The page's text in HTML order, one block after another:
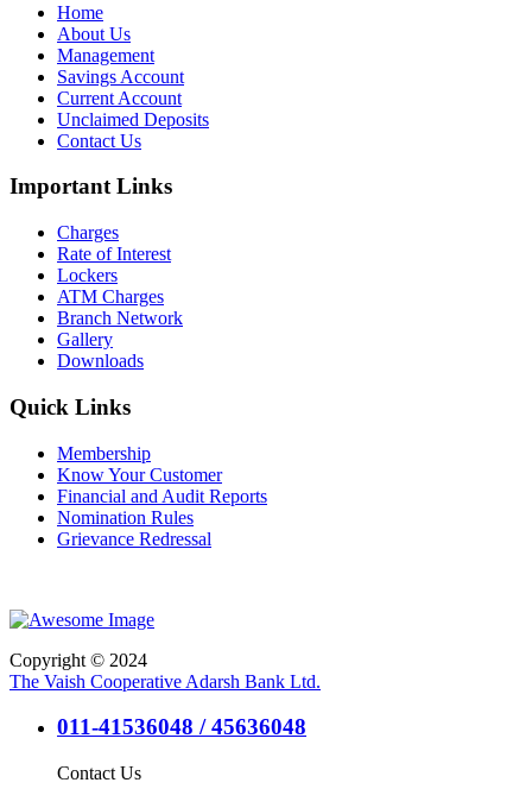
Home
About Us
Management
Savings Account
Current Account
Unclaimed Deposits
Contact Us
Important Links
Charges
Rate of Interest
Lockers
ATM Charges
Branch Network
Gallery
Downloads
Quick Links
Membership
Know Your Customer
Financial and Audit Reports
Nomination Rules
Grievance Redressal
Copyright © 2024
The Vaish Cooperative Adarsh Bank Ltd.
011-41536048 / 45636048
Contact Us